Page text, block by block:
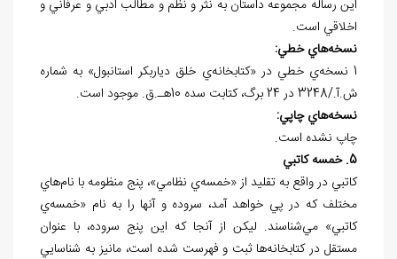
اين رساله مجموعه داستان به نثر و نظم و مطالب ادبي و عرفاني و
اخلاقي است.
نسخههاي خطي:
1 نسخه‌ي خطي در «کتابخانه‌ي خلق دياربکر استانبول» به شماره
ش.آ./3248 در 24 برگ، کتابت سده 10هـ.ق. موجود است.
نسخههاي چاپي:
چاپ نشده است.
5. خمسه کاتبي
کاتبي در واقع به تقليد از «خمسه‌ي نظامي»، پنج منظومه با نام‌هاي
مختلف که در پي خواهد آمد، سروده و آنها را به نام «خمسه‌ي
کاتبي» مي‌شناسند. ليکن از آنجا که اين پنج سروده، با عنوان
مستقل در کتابخانه‌ها ثبت و فهرست شده است، مانيز به شناسايي